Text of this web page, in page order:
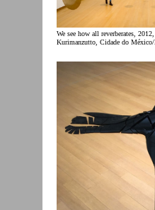
We see how all reverberates,
Kurimanzutto, Cidade do México/